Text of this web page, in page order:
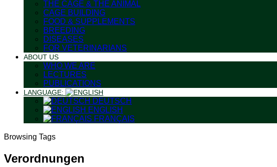
THE CAGE & THE ANIMAL
CAGE BUILDING
FOOD & SUPPLEMENTS
BREEDING
DISEASES
FOR VETERINARIANS
ABOUT US
WHO WE ARE
LECTURES
PUBLICATIONS
LANGUAGE:
DEUTSCH
ENGLISH
FRANÇAIS
Browsing Tags
Verordnungen